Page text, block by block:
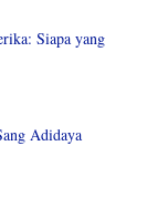
Siapa yang
Adidaya